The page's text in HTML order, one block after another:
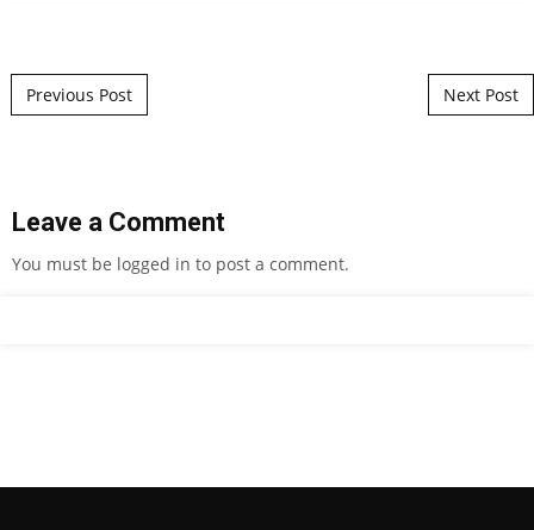
Post navigation
Previous Post Next Post
Leave a Comment
You must be logged in to post a comment.